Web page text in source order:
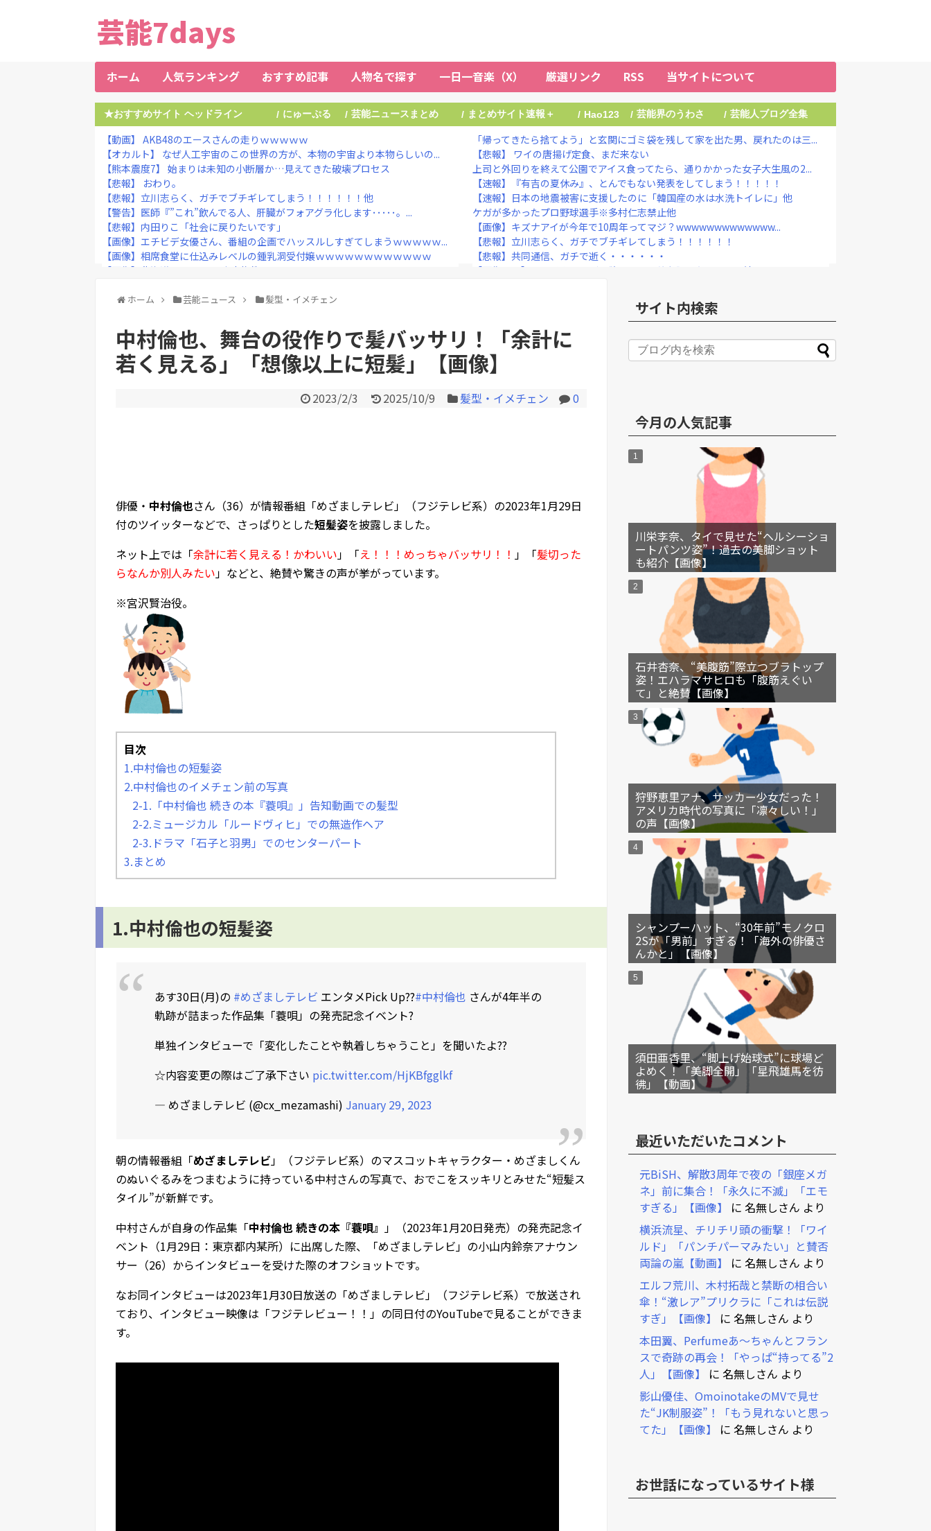
芸能7days
ホーム 人気ランキング おすすめ記事 人物名で探す 一日一音楽（X） 厳選リンク RSS 当サイトについて
★おすすめサイト ヘッドライン / にゅーぷる / 芸能ニュースまとめ / まとめサイト速報＋ / Hao123 / 芸能界のうわさ / 芸能人ブログ全集
【動画】 AKB48のエースさんの走りｗｗｗｗｗ
【オカルト】 なぜ人工宇宙のこの世界の方が、本物の宇宙より本物らしいの...
【熊本震度7】 始まりは未知の小断層か…見えてきた破壊プロセス
【悲報】 おわり。
【悲報】立川志らく、ガチでブチギレてしまう！！！！！！他
【警告】医師『”これ”飲んでる人、肝臓がフォアグラ化します･････。...
【悲報】内田りこ「社会に戻りたいです」
【画像】エチビデ女優さん、番組の企画でハッスルしすぎてしまうｗｗｗｗｗ...
【画像】相席食堂に仕込みレベルの鍾乳洞受付嬢ｗｗｗｗｗｗｗｗｗｗｗｗ
【画像】北海道の1500万の中古物件、レベチｗｗｗｗｗｗｗｗｗｗｗｗｗ...
【悲報】日本の歴史、ついに『崩壊』してしまう・・・・・他
「帰ってきたら捨てよう」と玄関にゴミ袋を残して家を出た男、戻れたのは三...
【悲報】 ワイの唐揚げ定食、まだ来ない
上司と外回りを終えて公園でアイス食ってたら、通りかかった女子大生風の2...
【速報】『有吉の夏休み』、とんでもない発表をしてしまう！！！！！
【速報】日本の地震被害に支援したのに「韓国産の水は水洗トイレに」他
ケガが多かったプロ野球選手※多村仁志禁止他
【画像】キズナアイが今年で10周年ってマジ？wwwwwwwwwwwww...
【悲報】立川志らく、ガチでブチギレてしまう！！！！！！
【悲報】共同通信、ガチで逝く・・・・・・
【画像あり】ランドクルーザー欲しいから値段調べたろ ← 結果・・・
大物ミュージシャンが投稿 「日本国憲法の3大原則を絶対に変えさせてはな...
Powered by livedoor 相互RSS
ホーム 芸能ニュース 髪型・イメチェン
中村倫也、舞台の役作りで髪バッサリ！「余計に
若く見える」「想像以上に短髪」【画像】
2023/2/3 2025/10/9 髪型・イメチェン 0
俳優・ 中村倫也さん（36）が情報番組「めざましテレビ」（フジテレビ系）の2023年1月29日
付のツイッターなどで、さっぱりとした短髪姿を披露しました。
ネット上では「余計に若く見える！かわいい 」「え！！！めっちゃバッサリ！！ 」「髪切った
らなんか別人みたい 」などと、絶賛や驚きの声が挙がっています。
※宮沢賢治役。
目次
1.中村倫也の短髪姿
2.中村倫也のイメチェン前の写真
2-1.「中村倫也 続きの本『蓑唄』」告知動画での髪型
2-2.ミュージカル「ルードヴィヒ」での無造作ヘア
2-3.ドラマ「石子と羽男」でのセンターパート
3.まとめ
1.中村倫也の短髪姿
あす30日(月)の #めざましテレビ エンタメPick Up??#中村倫也 さんが4年半の
軌跡が詰まった作品集「蓑唄」の発売記念イベント?
単独インタビューで「変化したことや執着しちゃうこと」を聞いたよ??
☆内容変更の際はご了承下さい pic.twitter.com/HjKBfgglkf
— めざましテレビ (@cx_mezamashi) January 29, 2023
朝の情報番組「めざましテレビ」（フジテレビ系）のマスコットキャラクター・めざましくん
のぬいぐるみをつまむように持っている中村さんの写真で、おでこをスッキリとみせた“短髪ス
タイル”が新鮮です。
中村さんが自身の作品集「中村倫也 続きの本『蓑唄』 」（2023年1月20日発売）の発売記念イ
ベント（1月29日：東京都内某所）に出席した際、「めざましテレビ」の小山内鈴奈アナウン
サー（26）からインタビューを受けた際のオフショットです。
なお同インタビューは2023年1月30日放送の「めざましテレビ」（フジテレビ系）で放送され
ており、インタビュー映像は「フジテレビュー！！」の同日付のYouTubeで見ることができま
す。
サイト内検索
今月の人気記事
川栄李奈、タイで見せた“ヘルシーショ
ートパンツ姿”！過去の美脚ショット
も紹介【画像】
石井杏奈、“美腹筋”際立つブラトップ
姿！エハラマサヒロも「腹筋えぐい
て」と絶賛【画像】
狩野恵里アナ、サッカー少女だった！
アメリカ時代の写真に「凛々しい！」
の声【画像】
シャンプーハット、“30年前”モノクロ
2Sが「男前」すぎる！「海外の俳優さ
んかと」【画像】
須田亜香里、“脚上げ始球式”に球場ど
よめく！「美脚全開」「星飛雄馬を彷
彿」【動画】
最近いただいたコメント
元BiSH、解散3周年で夜の「銀座メガ
ネ」前に集合！「永久に不滅」「エモ
すぎる」【画像】
に 名無しさん より
横浜流星、チリチリ頭の衝撃！「ワイ
ルド」「パンチパーマみたい」と賛否
両論の嵐【動画】
に 名無しさん より
エルフ荒川、木村拓哉と禁断の相合い
傘！“激レア”プリクラに「これは伝説
すぎ」【画像】
に 名無しさん より
本田翼、Perfumeあ～ちゃんとフラン
スで奇跡の再会！「やっぱ“持ってる”2
人」【画像】
に 名無しさん より
影山優佳、OmoinotakeのMVで見せ
た“JK制服姿”！「もう見れないと思っ
てた」【画像】
に 名無しさん より
お世話になっているサイト様